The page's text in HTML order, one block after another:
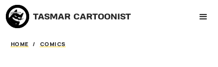
HOME / COMICS
TASMAR CARTOONIST